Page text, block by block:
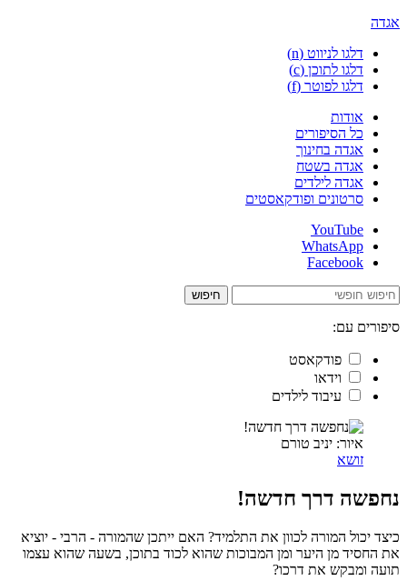
אגדה
דלגו לניווט (n)
דלגו לתוכן (c)
דלגו לפוטר (f)
אודות
כל הסיפורים
אגדה בחינוך
אגדה בשטח
אגדה לילדים
סרטונים ופודקאסטים
YouTube
WhatsApp
Facebook
חיפוש
סיפורים עם:
פודקאסט
וידאו
עיבוד לילדים
איור: יניב טורם
זושא
נחפשה דרך חדשה!
כיצד יכול המורה לכוון את התלמיד? האם ייתכן שהמורה - הרבי - יוציא
את החסיד מן היער ומן המבוכות שהוא לכוד בתוכן, בשעה שהוא עצמו
תועה ומבקש את דרכו?